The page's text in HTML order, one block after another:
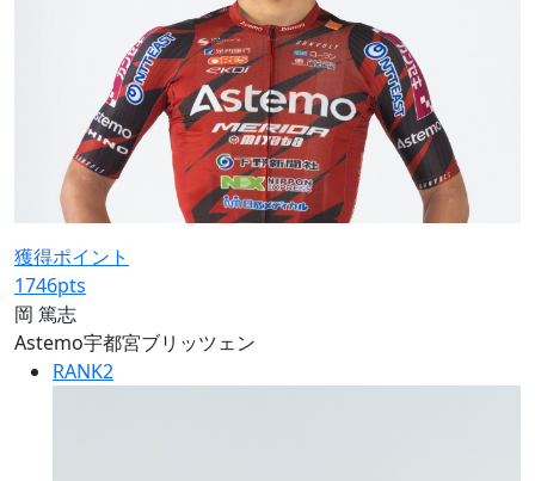
獲得ポイント
1746pts
岡 篤志
Astemo宇都宮ブリッツェン
RANK2